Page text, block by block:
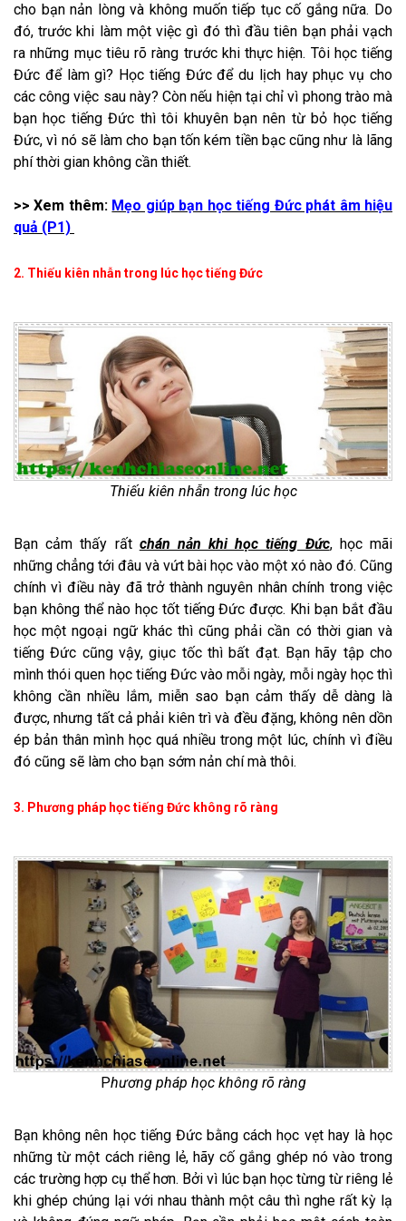
cho bạn nản lòng và không muốn tiếp tục cố gắng nữa. Do
đó, trước khi làm một việc gì đó thì đầu tiên bạn phải vạch
ra những mục tiêu rõ ràng trước khi thực hiện. Tôi học tiếng
Đức để làm gì? Học tiếng Đức để du lịch hay phục vụ cho
các công việc sau này? Còn nếu hiện tại chỉ vì phong trào mà
bạn học tiếng Đức thì tôi khuyên bạn nên từ bỏ học tiếng
Đức, vì nó sẽ làm cho bạn tốn kém tiền bạc cũng như là lãng
phí thời gian không cần thiết.
>> Xem thêm:​ Mẹo giúp bạn học tiếng Đức phát âm hiệu
quả (P1)
2. Thiếu kiên nhẫn trong lúc học tiếng Đức
Thiếu kiên nhẫn trong lúc học
Bạn cảm thấy rất chán nản khi học tiếng Đức, học mãi
những chẳng tới đâu và vứt bài học vào một xó nào đó. Cũng
chính vì điều này đã trở thành nguyên nhân chính trong việc
bạn không thể nào học tốt tiếng Đức được. Khi bạn bắt đầu
học một ngoại ngữ khác thì cũng phải cần có thời gian và
tiếng Đức cũng vậy, giục tốc thì bất đạt. Bạn hãy tập cho
mình thói quen học tiếng Đức vào mỗi ngày, mỗi ngày học thì
không cần nhiều lắm, miễn sao bạn cảm thấy dễ dàng là
được, nhưng tất cả phải kiên trì và đều đặng, không nên dồn
ép bản thân mình học quá nhiều trong một lúc, chính vì điều
đó cũng sẽ làm cho bạn sớm nản chí mà thôi.
3. Phương pháp học tiếng Đức không rõ ràng
Phương pháp học không rõ ràng
Bạn không nên học tiếng Đức bằng cách học vẹt hay là học
những từ một cách riêng lẻ, hãy cố gắng ghép nó vào trong
các trường hợp cụ thể hơn. Bởi vì lúc bạn học từng từ riêng lẻ
khi ghép chúng lại với nhau thành một câu thì nghe rất kỳ lạ